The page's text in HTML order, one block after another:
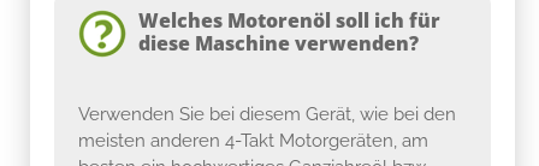
Welches Motorenöl soll ich für
diese Maschine verwenden?
Verwenden Sie bei diesem Gerät, wie bei den
meisten anderen 4-Takt Motorgeräten, am